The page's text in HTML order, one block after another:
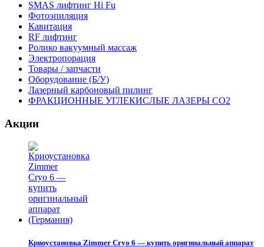
SMAS лифтинг Hi Fu
Фотоэпиляция
Кавитация
RF лифтинг
Ролико вакуумный массаж
Электропорация
Товары / запчасти
Оборудование (Б/У)
Лазерный карбоновый пилинг
ФРАКЦИОННЫЕ УГЛЕКИСЛЫЕ ЛАЗЕРЫ CO2
Акции
Криоустановка Zimmer Cryo 6 — купить оригинальный аппарат